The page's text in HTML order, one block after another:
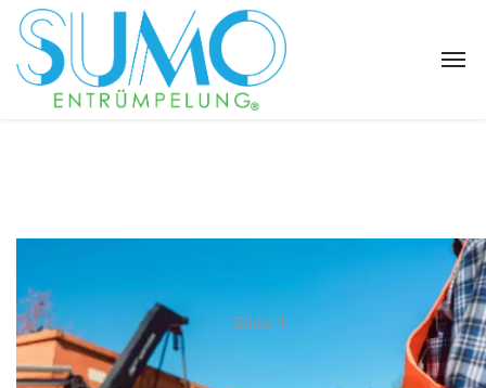
Slide 1